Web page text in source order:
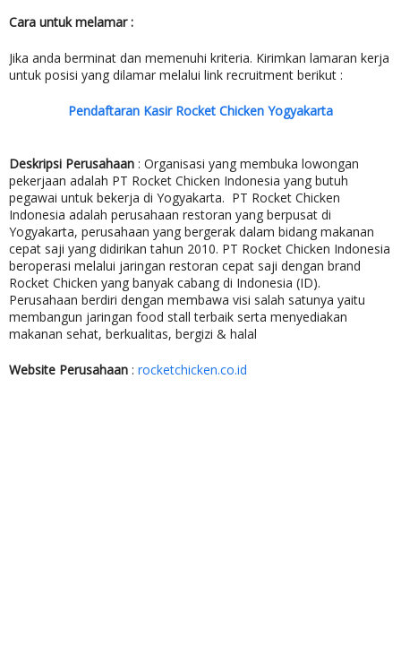
Cara untuk melamar :
Jika anda berminat dan memenuhi kriteria. Kirimkan lamaran kerja
untuk posisi yang dilamar melalui link recruitment berikut :
Pendaftaran Kasir Rocket Chicken Yogyakarta
Deskripsi Perusahaan : Organisasi yang membuka lowongan
pekerjaan adalah PT Rocket Chicken Indonesia yang butuh
pegawai untuk bekerja di Yogyakarta. PT Rocket Chicken
Indonesia adalah perusahaan restoran yang berpusat di
Yogyakarta, perusahaan yang bergerak dalam bidang makanan
cepat saji yang didirikan tahun 2010. PT Rocket Chicken Indonesia
beroperasi melalui jaringan restoran cepat saji dengan brand
Rocket Chicken yang banyak cabang di Indonesia (ID).
Perusahaan berdiri dengan membawa visi salah satunya yaitu
membangun jaringan food stall terbaik serta menyediakan
makanan sehat, berkualitas, bergizi & halal
Website Perusahaan : rocketchicken.co.id